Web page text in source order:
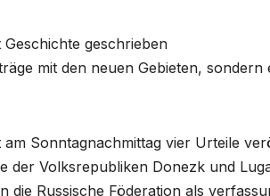
geschrieben
mit den neuen Gebieten,
Sonntagnachmittag vier Urteile
der Volksrepubliken Donezk und
die Russische Föderation als